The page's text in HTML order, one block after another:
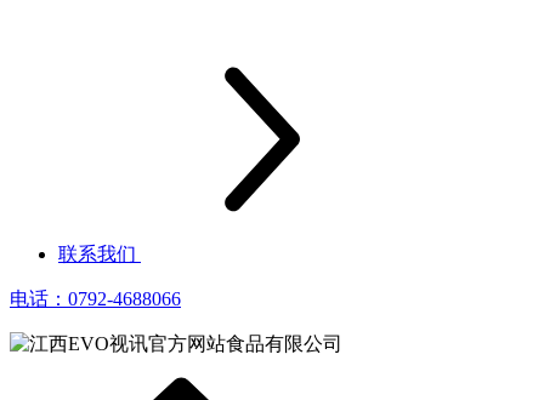
联系我们
电话：0792-4688066